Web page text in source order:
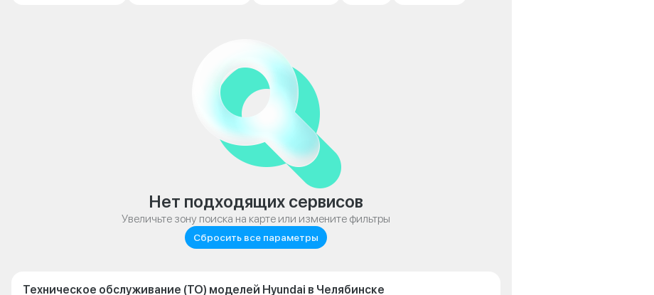
Нет подходящих сервисов
Увеличьте зону поиска на карте или измените фильтры
Сбросить все параметры
Техническое обслуживание (ТО) моделей Hyundai в Челябинске